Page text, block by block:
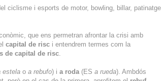
ciclisme i esports de motor, bowling, billar, patinatge
que ens permetran afrontar la crisi amb
capital de risc i entendrem termes com la
de capital de risc
estela o a rebufo) i a roda (ES a rueda). Ambdós